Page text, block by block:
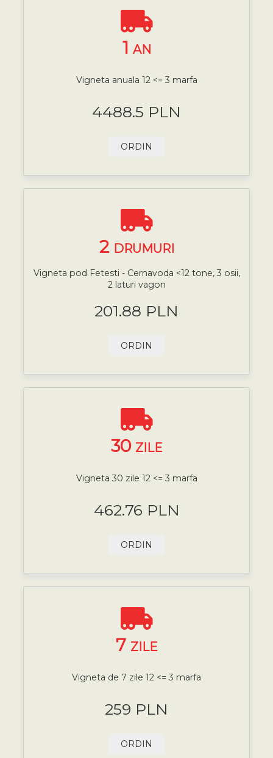
1 AN
Vigneta anuala 12 <= 3 marfa
4488.5 PLN
ORDIN
2 DRUMURI
Vigneta pod Fetesti - Cernavoda <12 tone, 3 osii,
2 laturi vagon
201.88 PLN
ORDIN
30 ZILE
Vigneta 30 zile 12 <= 3 marfa
462.76 PLN
ORDIN
7 ZILE
Vigneta de 7 zile 12 <= 3 marfa
259 PLN
ORDIN